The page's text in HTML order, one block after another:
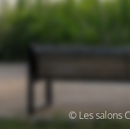
© Les salons